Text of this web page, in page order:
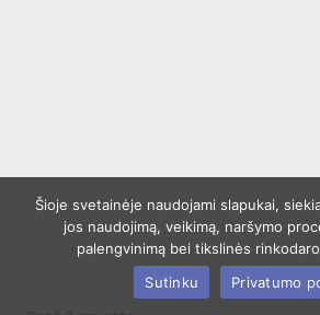
Šioje svetainėje naudojami slapukai,
jos naudojimą, veikimą, naršymo
palengvinimą bei tikslinės
Sutinku
Privatumo